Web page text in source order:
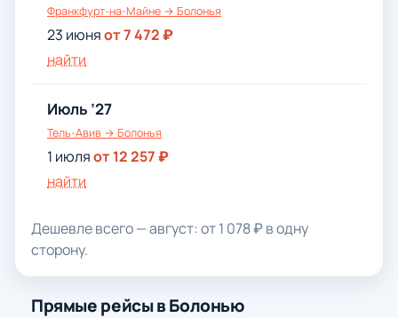
Франкфурт-на-Майне → Болонья
23 июняот 7 472 ₽
найти
Июль ’27
Тель-Авив → Болонья
1 июляот 12 257 ₽
найти
Дешевле всего — август: от 1 078 ₽ в одну
сторону.
Прямые рейсы в Болонью